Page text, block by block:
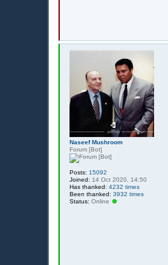
Naseef Mushroom
Forum [Bot]
Posts: 15092
Joined: 14 Oct 2020, 14:50
Has thanked: 4232 times
Been thanked: 3932 times
Status: Online